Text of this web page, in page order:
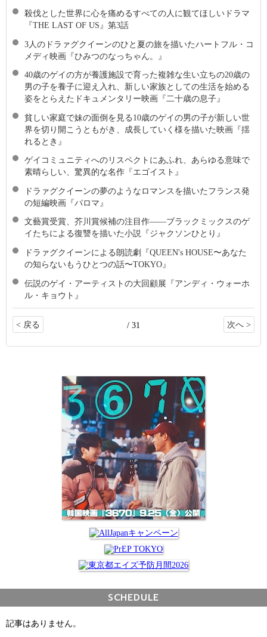
殺伐とした世界に心を痛めるすべての人に観てほしいドラマ
『THE LAST OF US』第3話
3人のドラァグクイーンのひと夏の旅を描いたハートフル・コ
メディ映画『ひみつのなっちゃん。』
40歳のゲイの方が養護施設で育った複雑な生い立ちの20歳の
男の子を養子に迎え入れ、新しい家族としての生活を始める
姿をとらえたドキュメンタリー映画『二十歳の息子』
貧しい家庭で妹の面倒を見る10歳のゲイの男の子が新しい世
界を切り開こうともがき、成長していく様を描いた映画『揺
れるとき』
ゲイコミュニティへのリスペクトにあふれ、あらゆる意味で
素晴らしい、驚異的な名作『エゴイスト』
ドラァグクイーンの夢のようなロマンスを描いたフランス発
の短編映画『パロマ』
文藝賞受賞、芥川賞候補の注目作――ブラックミックスのゲ
イたちによる復讐を描いた小説『ジャクソンひとり』
ドラァグクイーンによる朗読劇『QUEEN's HOUSE〜あなた
の知らないもうひとつの話〜TOKYO』
伝説のゲイ・アーティストの大回顧展『アンディ・ウォーホ
ル・キョウト』
< 戻る / 31 次へ >
SCHEDULE
記事はありません。